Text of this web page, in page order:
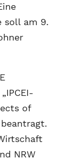
soll am 9.
of
NRW